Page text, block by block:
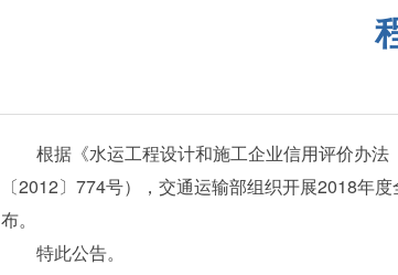
根据《水运工程设计和施工企业信用评价办法
〔2012〕774号），交通运输部组织开展2018年
布。
特此公告。